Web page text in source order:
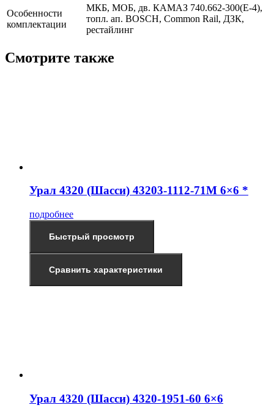
Особенности
комплектации
МКБ, МОБ, дв. КАМАЗ 740.662-300(Е-4),
топл. ап. BOSCH, Common Rail, ДЗК,
рестайлинг
Смотрите также
Урал 4320 (Шасси) 43203-1112-71М 6×6 *
подробнее
Быстрый просмотр
Сравнить характеристики
Урал 4320 (Шасси) 4320-1951-60 6×6